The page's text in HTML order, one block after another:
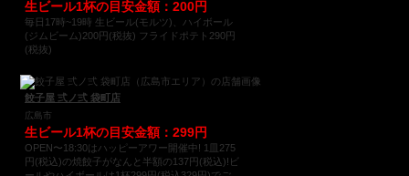
生ビール1杯の目安金額：200円
毎日17時~19時 生ビール(モルツ)、ハイボール
(ジムビーム)200円(税抜) フライドポテト290円
(税抜)
餃子屋 弍ノ弍 袋町店
広島市
生ビール1杯の目安金額：299円
OPEN〜18:30はハッピーアワー開催中! 1皿275
円(税込)の焼餃子がなんと半額の137円(税込)!ビ